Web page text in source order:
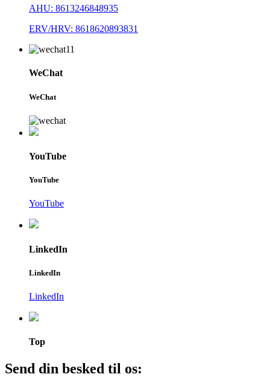
AHU: 8613246848935
ERV/HRV: 8618620893831
WeChat
WeChat
YouTube
YouTube
YouTube
LinkedIn
LinkedIn
LinkedIn
Top
Send din besked til os: